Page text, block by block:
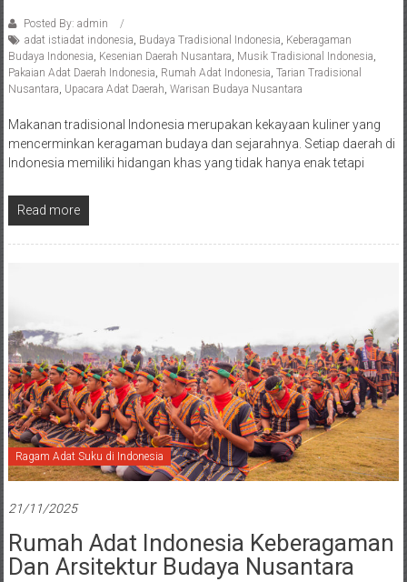
Posted By: admin
adat istiadat indonesia Budaya Tradisional Indonesia Keberagaman
Budaya Indonesia Kesenian Daerah Nusantara Musik Tradisional Indonesia
Pakaian Adat Daerah Indonesia Rumah Adat Indonesia Tarian Tradisional
Nusantara Upacara Adat Daerah Warisan Budaya Nusantara
Makanan tradisional Indonesia merupakan kekayaan kuliner yang
mencerminkan keragaman budaya dan sejarahnya. Setiap daerah di
Indonesia memiliki hidangan khas yang tidak hanya enak tetapi
Read more
Ragam Adat Suku di Indonesia
21/11/2025
Rumah Adat Indonesia Keberagaman
Dan Arsitektur Budaya Nusantara